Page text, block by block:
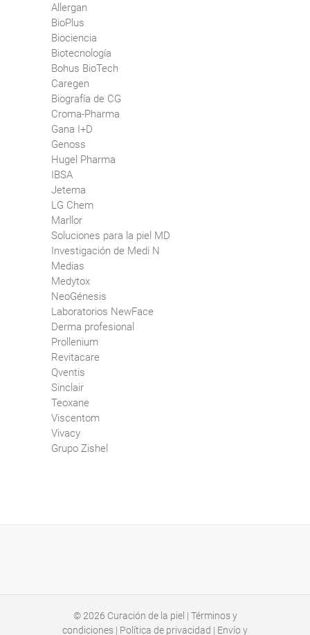
Allergan
BioPlus
Biociencia
Biotecnología
Bohus BioTech
Caregen
Biografía de CG
Croma-Pharma
Gana I+D
Genoss
Hugel Pharma
IBSA
Jetema
LG Chem
Marllor
Soluciones para la piel MD
Investigación de Medi N
Medias
Medytox
NeoGénesis
Laboratorios NewFace
Derma profesional
Prollenium
Revitacare
Qventis
Sinclair
Teoxane
Viscentom
Vivacy
Grupo Zishel
© 2026 Curación de la piel | Términos y
condiciones | Política de privacidad | Envío y